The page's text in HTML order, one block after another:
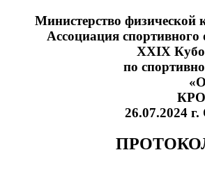
Министерство физической
Ассоциация
XXIX
по
26.07.2024